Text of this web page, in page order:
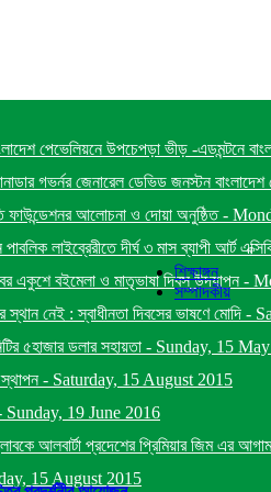
পেভেলিয়নে উপচেপড়া ভীড় -এডমন্টনে
গভর্নর জেনারেল ডেভিড জনস্টন বাংলাদেশ
ফাউন্ডেশনর আলোচনা ও দোয়া অনুষ্ঠিত-
লাইব্রেরীতে দীর্ঘ ৩ মাস ব্যাপী আর্ট
একুশে বইমেলা ও মাতৃভাষা দিবস উদযাপন-
নেই : স্বাধীনতা দিবসের ভাষণে মোদি -
৫হাজার ডলার সহায়তা - Sunday, 15
- Saturday, 15 August 2015
Sunday, 19 June 2016
আলবার্টা প্রদেশের প্রিমিয়ার জিম এর আগাম
15 August 2015
শিক্ষাঙ্গন
সম্পাদকীয়